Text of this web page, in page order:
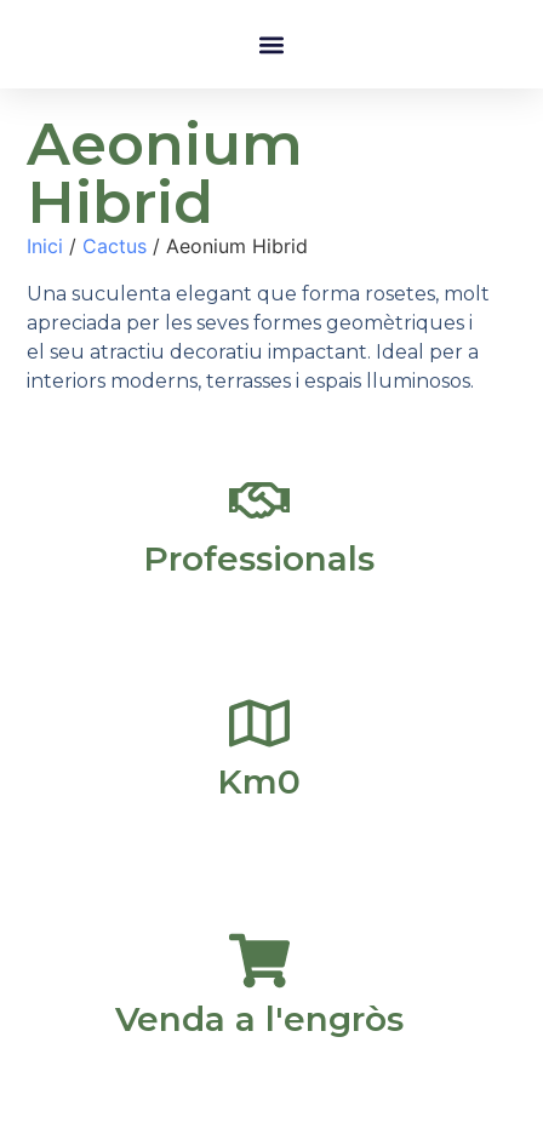
Aeonium
Hibrid
Inici / Cactus / Aeonium Hibrid
Una suculenta elegant que forma rosetes, molt
apreciada per les seves formes geomètriques i
el seu atractiu decoratiu impactant. Ideal per a
interiors moderns, terrasses i espais lluminosos.
Professionals
Km0
Venda a l'engròs